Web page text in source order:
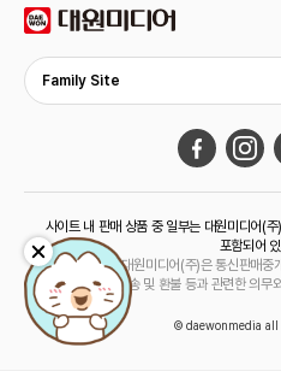
Family Site
사이트 내 판매 상품 중 일부는 대원미디어(주)
포함되어
해당 상품의 경우 대원미디어(주)은 통신판매중
주문, 배송 및 환불 등과 관련한 의무
© daewonmedia